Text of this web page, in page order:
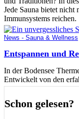
Jede Sauna bietet
Immunsystems reichen.
News - Sauna & Wellness
Entspannen und
In der Bodensee
Entwickelt von den
Schon gelesen?